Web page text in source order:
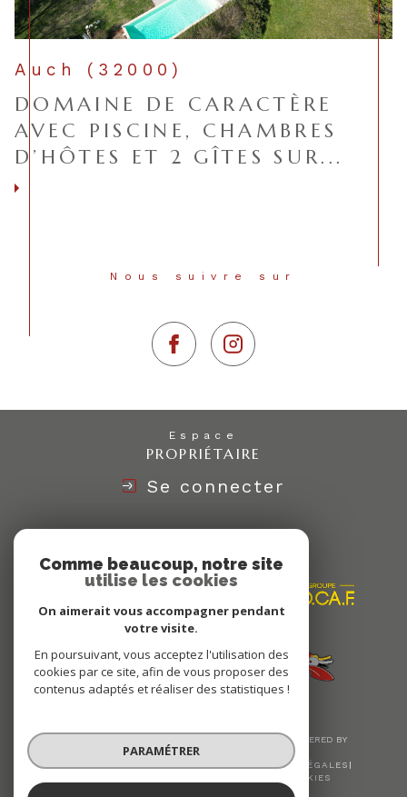
Auch (32000)
DOMAINE DE CARACTÈRE
AVEC PISCINE, CHAMBRES
D’HÔTES ET 2 GÎTES SUR...
Nous suivre sur
Espace
PROPRIÉTAIRE
Se connecter
ADHÉRONS
© 2026 | TOUS DROITS RÉSERVÉS | TRADUCTION POWERED BY
GOOGLE |
MENTIONS LÉGALES
COOKIES
Comme beaucoup, notre site
utilise les cookies
On aimerait vous accompagner pendant
votre visite.
En poursuivant, vous acceptez l'utilisation des
cookies par ce site, afin de vous proposer des
contenus adaptés et réaliser des statistiques !
PARAMÉTRER